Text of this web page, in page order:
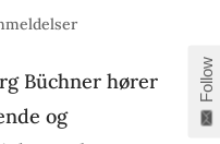
Büchner hører
og
Follow